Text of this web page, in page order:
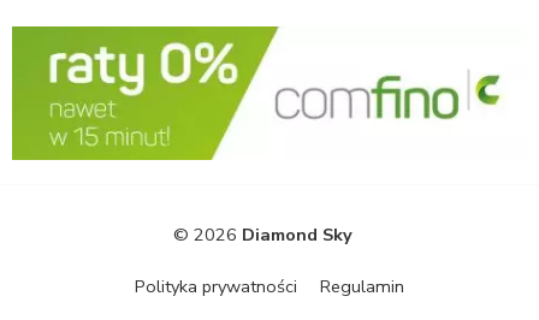
© 2026 Diamond Sky
Polityka prywatności Regulamin